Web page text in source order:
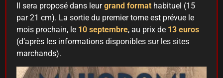
Il sera proposé dans leur grand format habituel (15
par 21 cm). La sortie du premier tome est prévue le
mois prochain, le 10 septembre, au prix de 13 euros
(d’après les informations disponibles sur les sites
marchands).